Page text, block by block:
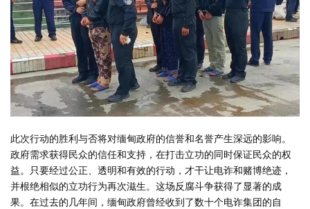
此次行动的胜利与否将对缅甸政府的信誉和名誉产生深远的影响。
政府需求获得民众的信任和支持，在打击立功的同时保证民众的权
益。只要经过公正、透明和有效的行动，才干让电诈和赌博绝迹，
并根绝相似的立功行为再次滋生。这场反腐斗争获得了显著的成
果。在过去的几年间，缅甸政府曾经收到了数十个电诈集团的自